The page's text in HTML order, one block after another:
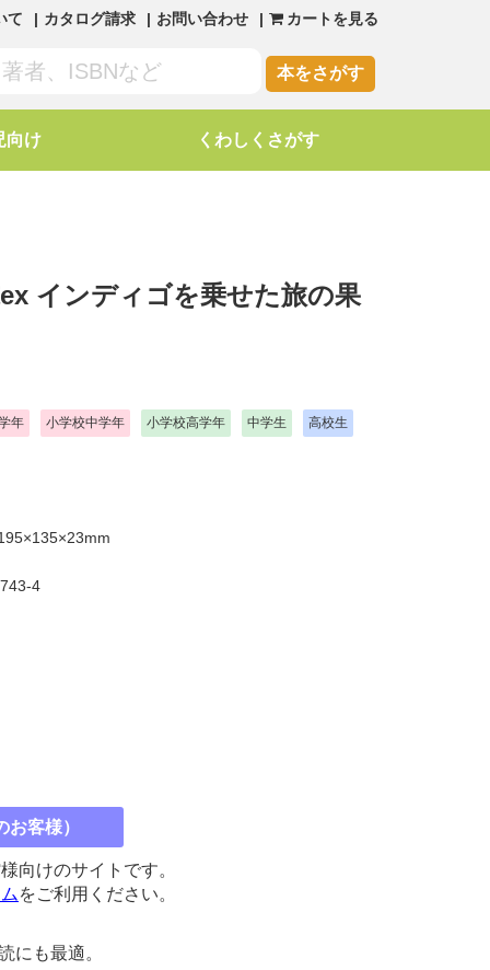
て カタログ請求 お問い合わせ カートを見る
本をさがす
向け くわしくさがす
インディゴを乗せた旅の果
年 小学校中学年 小学校高学年 中学生 高校生
4
客様）
向けのサイトです。
をご利用ください。
にも最適。